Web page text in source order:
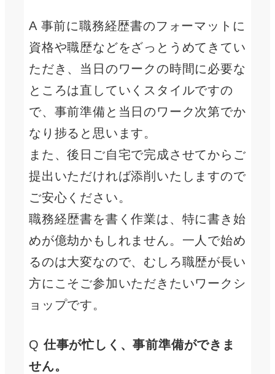
A 事前に職務経歴書のフォーマットに
資格や職歴などをざっとうめてきてい
ただき、当日のワークの時間に必要な
ところは直していくスタイルですの
で、事前準備と当日のワーク次第でか
なり捗ると思います。
また、後日ご自宅で完成させてからご
提出いただければ添削いたしますので
ご安心ください。
職務経歴書を書く作業は、特に書き始
めが億劫かもしれません。一人で始め
るのは大変なので、むしろ職歴が長い
方にこそご参加いただきたいワークシ
ョップです。
Q仕事が忙しく、事前準備ができま
せん。